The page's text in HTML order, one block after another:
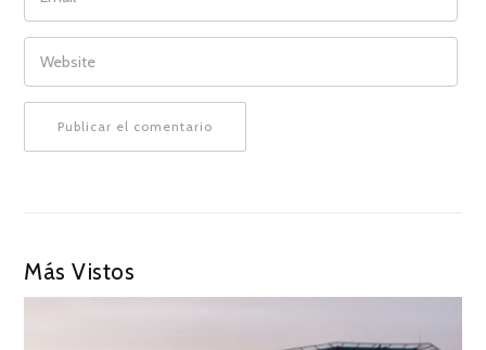
WEBSITE
Más Vistos